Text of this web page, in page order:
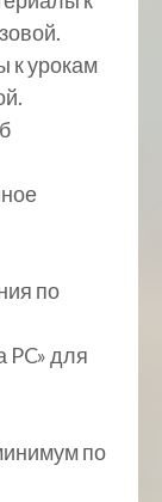
к урокам
по
PC» для
по